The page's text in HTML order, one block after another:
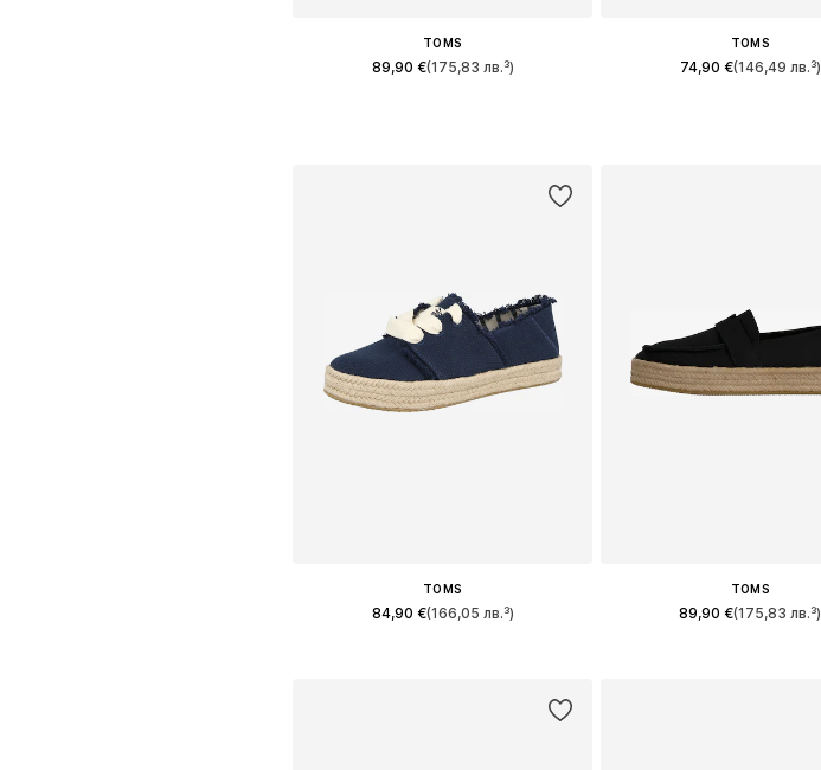
TOMS
89,90 €(175,83 лв.³)
TOMS
74,90 €(146,49 лв.³)
TOMS
84,90 €(166,05 лв.³)
TOMS
89,90 €(175,83 лв.³)